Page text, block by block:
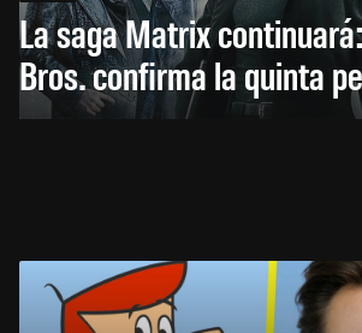
La saga Matrix
Bros. confirma la quinta